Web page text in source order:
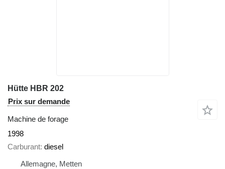
Hütte HBR 202
Prix sur demande
Machine de forage
1998
Carburant diesel
Allemagne, Metten